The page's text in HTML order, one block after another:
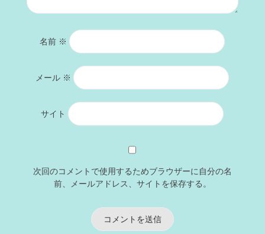
名前 ※
メール ※
サイト
次回のコメントで使用するためブラウザーに自分の名
前、メールアドレス、サイトを保存する。